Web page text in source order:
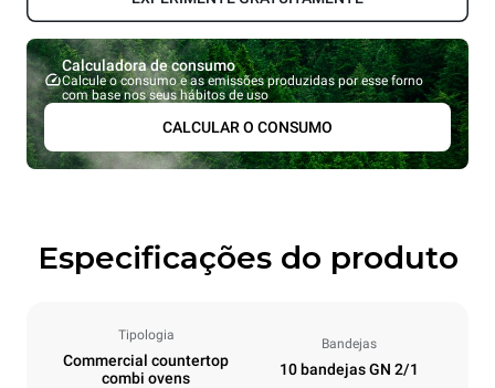
Calculadora de consumo
Calcule o consumo e as emissões produzidas por esse forno
com base nos seus hábitos de uso
CALCULAR O CONSUMO
Especificações do produto
Tipologia
Commercial countertop
combi ovens
Bandejas
10 bandejas GN 2/1